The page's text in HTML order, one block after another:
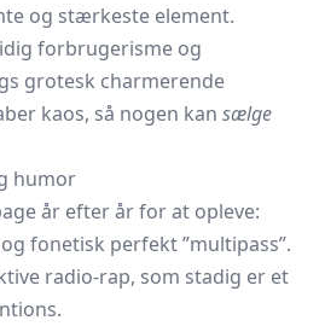
og stærkeste element.
forbrugerisme og
grotesk charmerende
kaos, så nogen kan sælge
humor
år efter år for at opleve:
fonetisk perfekt ”multipass”.
radio-rap, som stadig er et